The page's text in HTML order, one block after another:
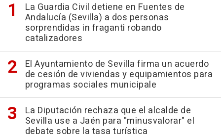
La Guardia Civil detiene en Fuentes de
Andalucía (Sevilla) a dos personas
sorprendidas in fraganti robando
catalizadores
El Ayuntamiento de Sevilla firma un acuerdo
de cesión de viviendas y equipamientos para
programas sociales municipale
La Diputación rechaza que el alcalde de
Sevilla use a Jaén para "minusvalorar" el
debate sobre la tasa turística